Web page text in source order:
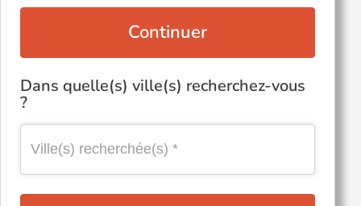
Continuer
Dans quelle(s) ville(s) recherchez-vous
?